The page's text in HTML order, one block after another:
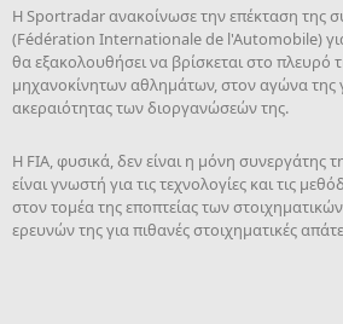
Η Sportradar ανακοίνωσε την επέκταση της
(Fédération Internationale de l'Automobile)
θα εξακολουθήσει να βρίσκεται στο πλευρό
μηχανοκίνητων αθλημάτων, στον αγώνα της
ακεραιότητας των διοργανώσεών της.
Η FIA, φυσικά, δεν είναι η μόνη συνεργάτης
είναι γνωστή για τις τεχνολογίες και τις
στον τομέα της εποπτείας των
ερευνών της για πιθανές στοιχηματικές